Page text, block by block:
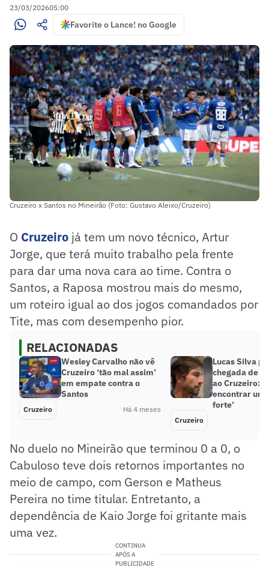
23/03/202605:00
Favorite o Lance! no Google
Cruzeiro x Santos no Mineirão (Foto: Gustavo Aleixo/Cruzeiro)
O Cruzeiro já tem um novo técnico, Artur
Jorge, que terá muito trabalho pela frente
para dar uma nova cara ao time. Contra o
Santos, a Raposa mostrou mais do mesmo,
um roteiro igual ao dos jogos comandados por
Tite, mas com desempenho pior.
RELACIONADAS
Wesley Carvalho não vê
Cruzeiro ‘tão mal assim’
em empate contra o
Santos
Cruzeiro Há 4 meses
Lucas Silva
chegada de
ao Cruzeiro:
encontrar um
forte’
Cruzeiro
No duelo no Mineirão que terminou 0 a 0, o
Cabuloso teve dois retornos importantes no
meio de campo, com Gerson e Matheus
Pereira no time titular. Entretanto, a
dependência de Kaio Jorge foi gritante mais
uma vez.
CONTINUA
APÓS A
PUBLICIDADE